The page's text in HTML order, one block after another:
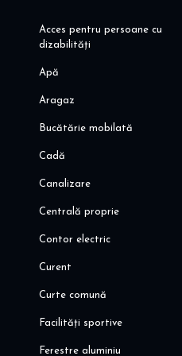
station and Promenada Mall, in
Ideal expat, single person! Ideal
Acces pentru persoane cu
dizabilități
Apă
Aragaz
Bucătărie mobilată
Cadă
Canalizare
Centrală proprie
Contor electric
Curent
Curte comună
Facilități sportive
Ferestre aluminiu